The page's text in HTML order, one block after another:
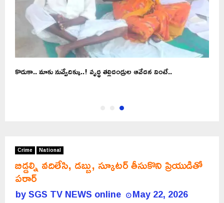
కొడుకా.. మాకు నువ్వేదిక్కు..! వృద్ధ తల్లిదండ్రుల ఆవేదన వింటే..
Crime National
బిడ్డల్ని వదిలేసి, డబ్బు, స్కూటర్ తీసుకొని ప్రియుడితో
పరార్
bySGS TV NEWS online May 22, 2026